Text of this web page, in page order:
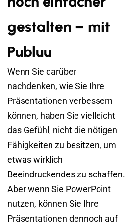
gestalten – mit
Publuu
Wenn Sie darüber
nachdenken, wie Sie Ihre
Präsentationen verbessern
können, haben Sie vielleicht
das Gefühl, nicht die nötigen
Fähigkeiten zu besitzen, um
etwas wirklich
Beeindruckendes zu schaffen.
Aber wenn Sie PowerPoint
nutzen, können Sie Ihre
Präsentationen dennoch auf